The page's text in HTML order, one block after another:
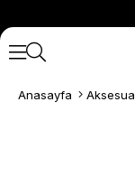
Anasayfa